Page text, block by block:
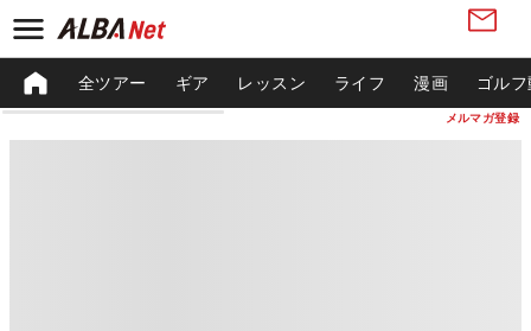
メルマガ登録
全ツアー ギア レッスン ライフ 漫画 ゴル